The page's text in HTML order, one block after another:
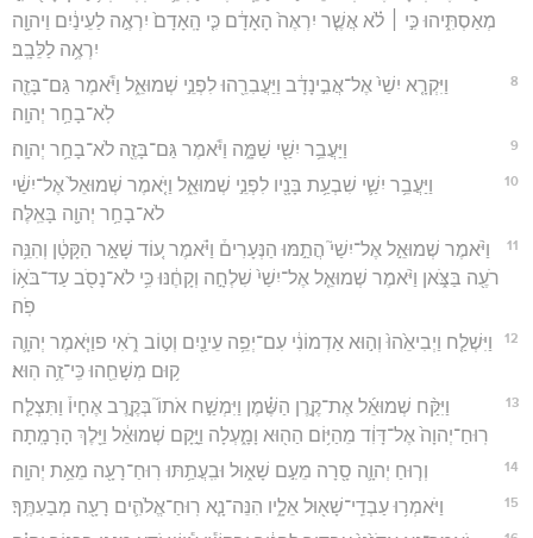
מְאַסְתִּ֑יהוּ כִּ֣י ׀ לֹ֗א אֲשֶׁ֤ר יִרְאֶה֙ הָאָדָ֔ם כִּ֤י הָֽאָדָם֙ יִרְאֶ֣ה לַעֵינַ֔יִם וַיהוָ֖ה
יִרְאֶ֥ה לַלֵּבָֽב׃
8
וַיִּקְרָ֤א יִשַׁי֙ אֶל־אֲבִ֣ינָדָ֔ב וַיַּעֲבִרֵ֖הוּ לִפְנֵ֣י שְׁמוּאֵ֑ל וַיֹּ֕אמֶר גַּם־בָּזֶ֖ה
לֹֽא־בָחַ֥ר יְהוָֽה׃
9 וַיַּעֲבֵ֥ר יִשַׁ֖י שַׁמָּ֑ה וַיֹּ֕אמֶר גַּם־בָּזֶ֖ה לֹא־בָחַ֥ר יְהוָֽה׃
10
וַיַּעֲבֵ֥ר יִשַׁ֛י שִׁבְעַ֥ת בָּנָ֖יו לִפְנֵ֣י שְׁמוּאֵ֑ל וַיֹּ֤אמֶר שְׁמוּאֵל֙ אֶל־יִשַׁ֔י
לֹא־בָחַ֥ר יְהוָ֖ה בָּאֵֽלֶּה׃
11
וַיֹּ֨אמֶר שְׁמוּאֵ֣ל אֶל־יִשַׁי֮ הֲתַ֣מּוּ הַנְּעָרִים֒ וַיֹּ֗אמֶר ע֚וֹד שָׁאַ֣ר הַקָּטָ֔ן וְהִנֵּ֥ה
רֹעֶ֖ה בַּצֹּ֑אן וַיֹּ֨אמֶר שְׁמוּאֵ֤ל אֶל־יִשַׁי֙ שִׁלְחָ֣ה וְקָחֶ֔נּוּ כִּ֥י לֹא־נָסֹ֖ב עַד־בֹּא֥וֹ
פֹֽה׃
12
וַיִּשְׁלַ֤ח וַיְבִיאֵ֙הוּ֙ וְה֣וּא אַדְמוֹנִ֔י עִם־יְפֵ֥ה עֵינַ֖יִם וְט֣וֹב רֹ֑אִי פוַיֹּ֧אמֶר יְהוָ֛ה
ק֥וּם מְשָׁחֵ֖הוּ כִּֽי־זֶ֥ה הֽוּא׃
13
וַיִּקַּ֨ח שְׁמוּאֵ֜ל אֶת־קֶ֣רֶן הַשֶּׁ֗מֶן וַיִּמְשַׁ֣ח אֹתוֹ֮ בְּקֶ֣רֶב אֶחָיו֒ וַתִּצְלַ֤ח
רֽוּחַ־יְהוָה֙ אֶל־דָּוִ֔ד מֵהַיּ֥וֹם הַה֖וּא וָמָ֑עְלָה וַיָּ֣קָם שְׁמוּאֵ֔ל וַיֵּ֖לֶךְ הָרָמָֽתָה׃
14 וְר֧וּחַ יְהוָ֛ה סָ֖רָה מֵעִ֣ם שָׁא֑וּל וּבִֽעֲתַ֥תּוּ רֽוּחַ־רָעָ֖ה מֵאֵ֥ת יְהוָֽה׃
15 וַיֹּאמְר֥וּ עַבְדֵֽי־שָׁא֖וּל אֵלָ֑יו הִנֵּה־נָ֧א רֽוּחַ־אֱלֹהִ֛ים רָעָ֖ה מְבַעִתֶּֽךָ׃